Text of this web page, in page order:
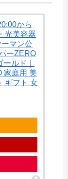
から
光美容器
マン公
ーZERO
ルド｜
家庭用 美
ギフト 女